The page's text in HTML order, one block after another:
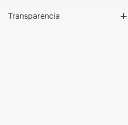
Transparencia